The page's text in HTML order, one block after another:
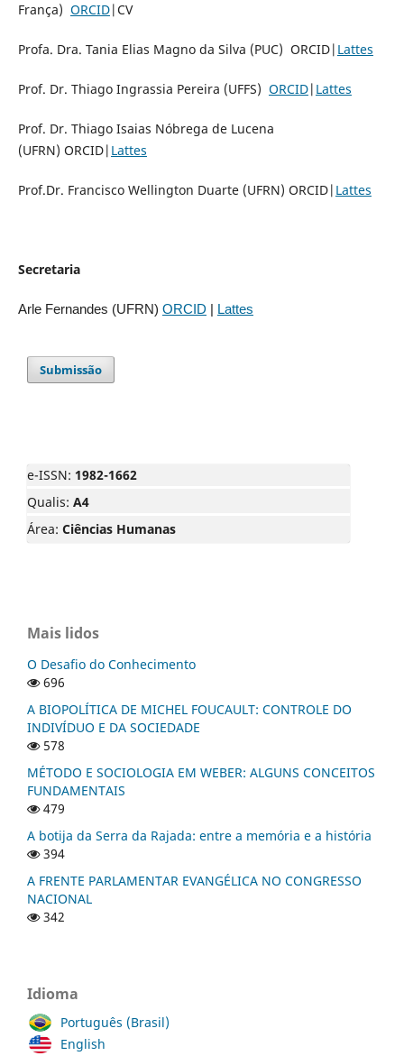
França) ORCID|CV
Profa. Dra. Tania Elias Magno da Silva (PUC) ORCID| Lattes
Prof. Dr. Thiago Ingrassia Pereira (UFFS) ORCID| Lattes
Prof. Dr. Thiago Isaias Nóbrega de Lucena
(UFRN) ORCID| Lattes
Prof.Dr. Francisco Wellington Duarte (UFRN) ORCID| Lattes
Secretaria
Arle Fernandes (UFRN) ORCID Lattes
Submissão
e-ISSN: 1982-1662
Qualis: A4
Área: Ciências Humanas
Mais lidos
O Desafio do Conhecimento
696
A BIOPOLÍTICA DE MICHEL FOUCAULT: CONTROLE DO
INDIVÍDUO E DA SOCIEDADE
578
MÉTODO E SOCIOLOGIA EM WEBER: ALGUNS CONCEITOS
FUNDAMENTAIS
479
A botija da Serra da Rajada: entre a memória e a história
394
A FRENTE PARLAMENTAR EVANGÉLICA NO CONGRESSO
NACIONAL
342
Idioma
Português (Brasil)
English